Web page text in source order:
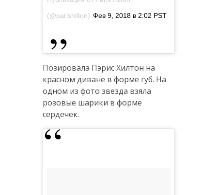
(@parishilton) Фев 9, 2018 в 2:02 PST
Позировала Пэрис Хилтон на
красном диване в форме губ. На
одном из фото звезда взяла
розовые шарики в форме
сердечек.